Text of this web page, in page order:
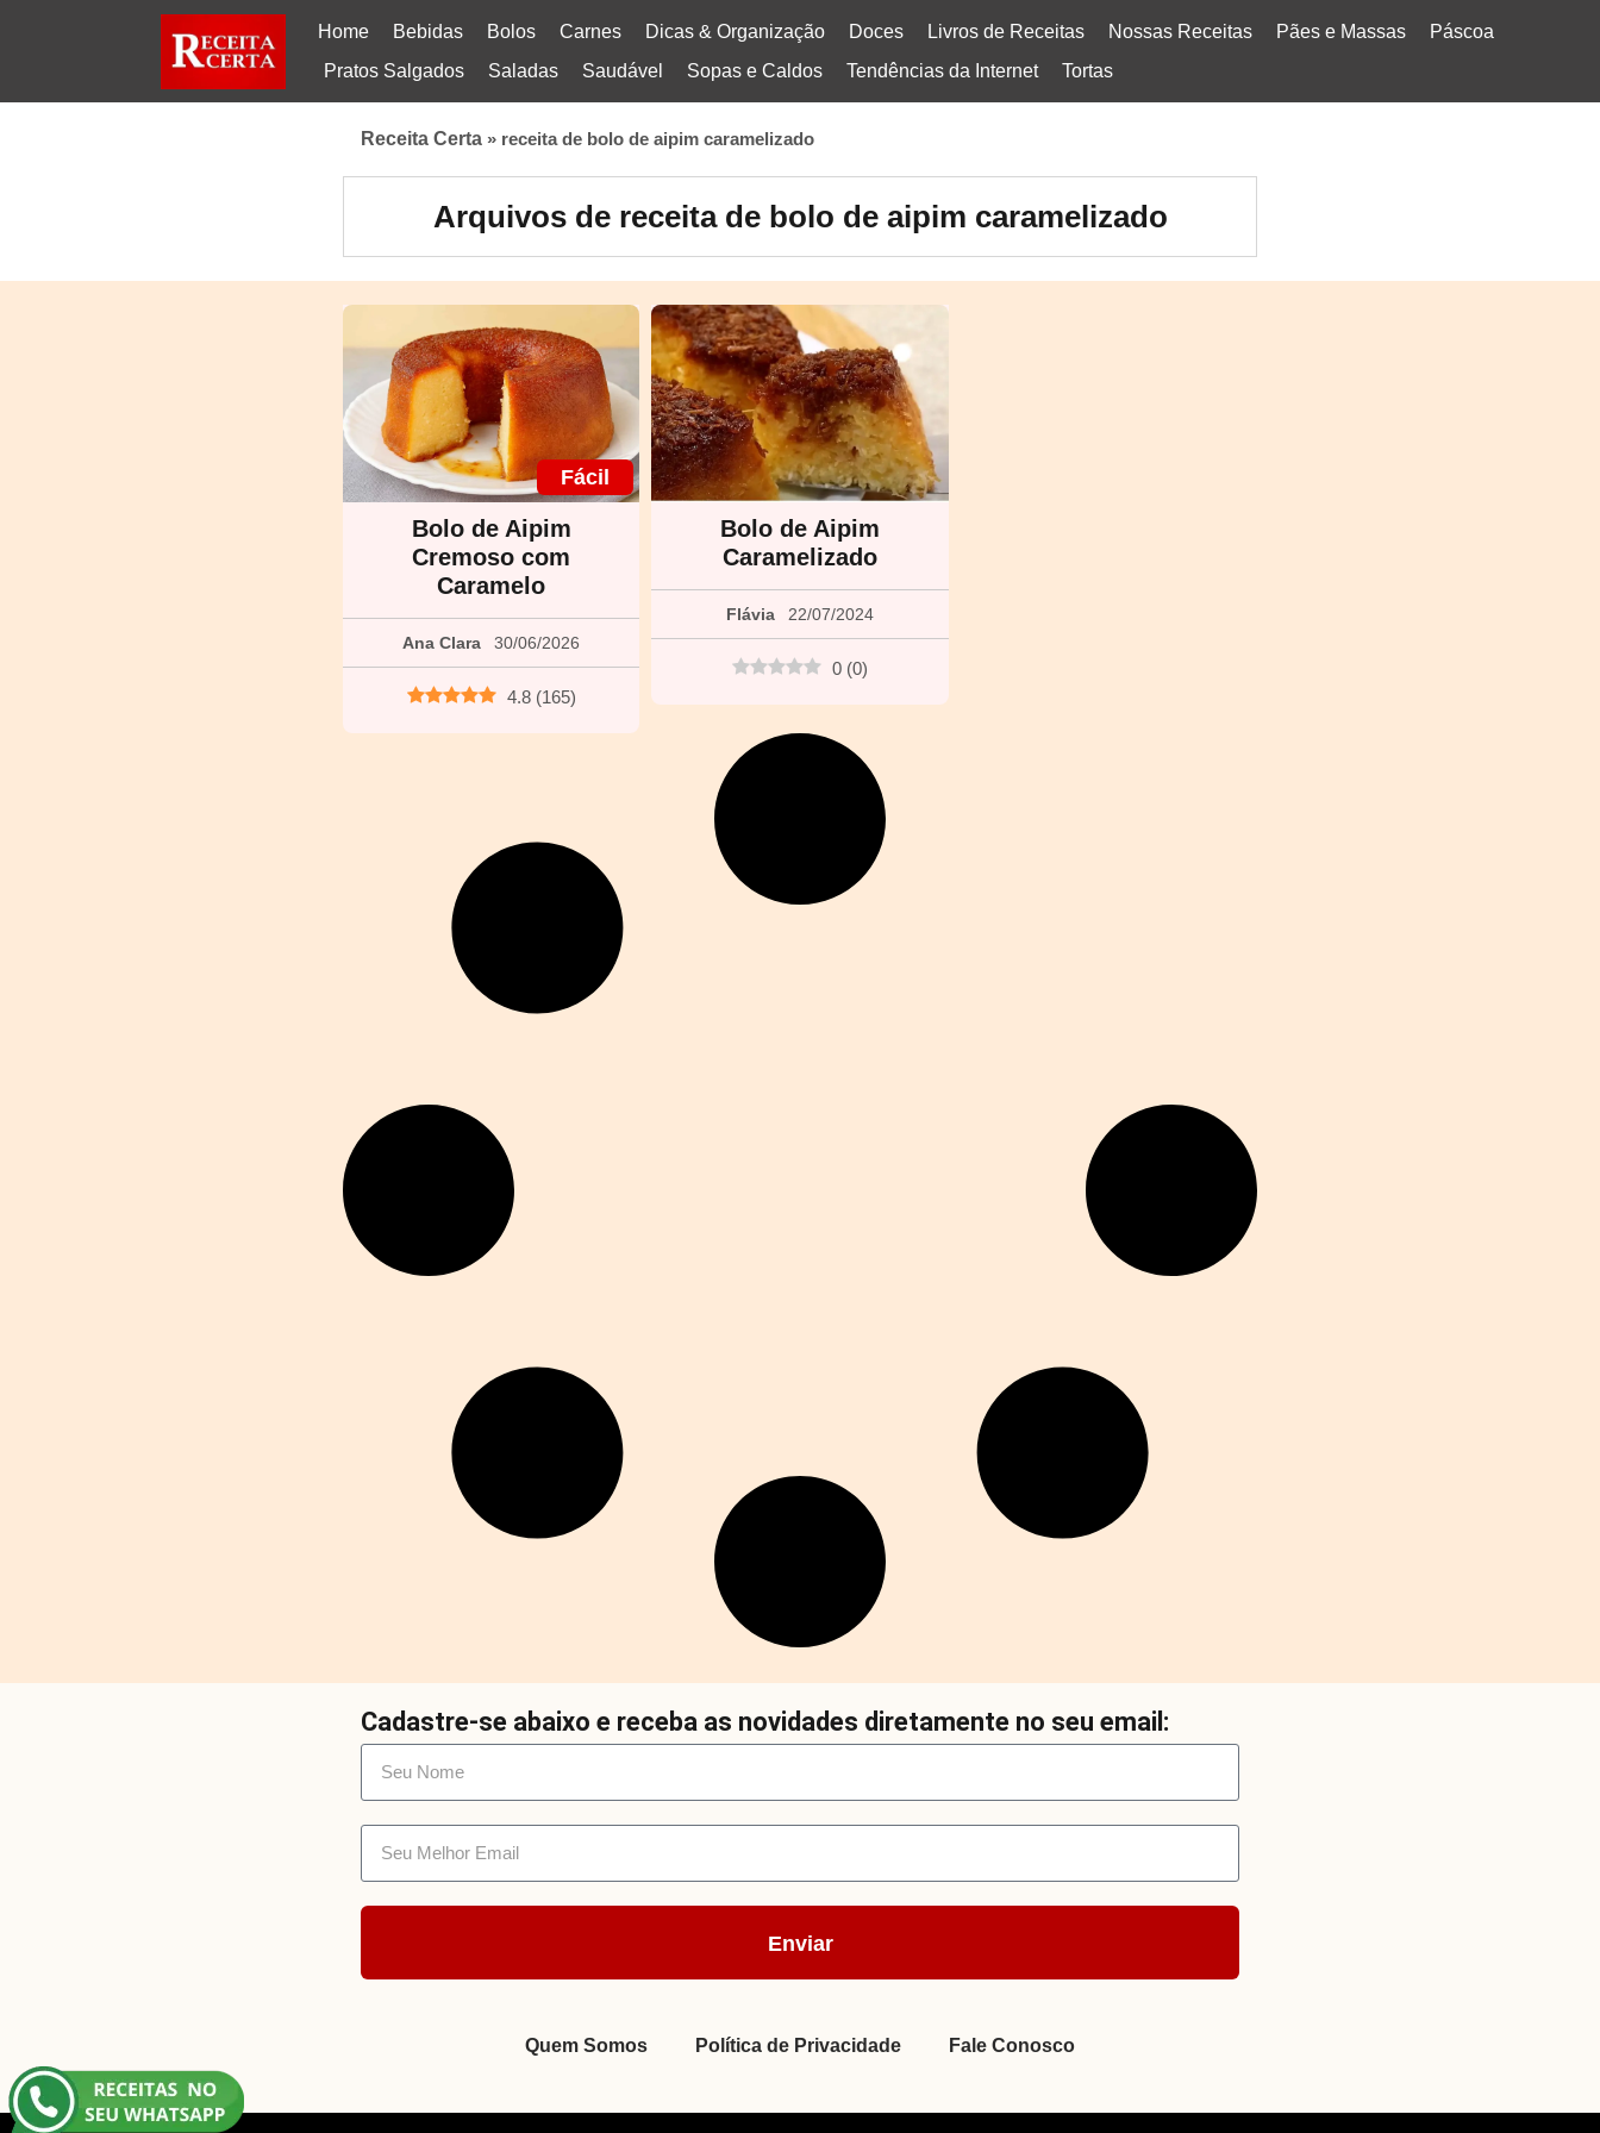
Home Bebidas Bolos Carnes Dicas & Organização Doces Livros de Receitas Nossas Receitas Pães e Massas
Páscoa
Pratos Salgados
Saladas Saudável Sopas e Caldos Tendências da Internet Tortas
Receita Certa » receita de bolo de aipim caramelizado
Arquivos de receita de bolo de aipim caramelizado
Fácil
Bolo de Aipim
Cremoso com
Caramelo
Ana Clara 30/06/2026
4.8 (165)
Bolo de Aipim
Caramelizado
Flávia 22/07/2024
0 (0)
Cadastre-se abaixo e receba as novidades diretamente no seu email:
Enviar
Quem Somos Política de Privacidade Fale Conosco